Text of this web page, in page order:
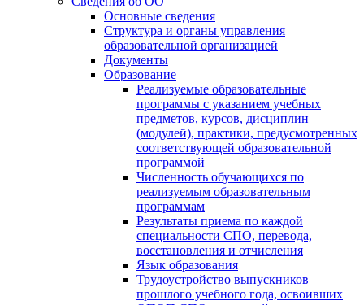
Основные сведения
Структура и органы управления
образовательной организацией
Документы
Образование
Реализуемые образовательные
программы с указанием учебных
предметов, курсов, дисциплин
(модулей), практики, предусмотренных
соответствующей образовательной
программой
Численность обучающихся по
реализуемым образовательным
программам
Результаты приема по каждой
специальности СПО, перевода,
восстановления и отчисления
Язык образования
Трудоустройство выпускников
прошлого учебного года, освоивших